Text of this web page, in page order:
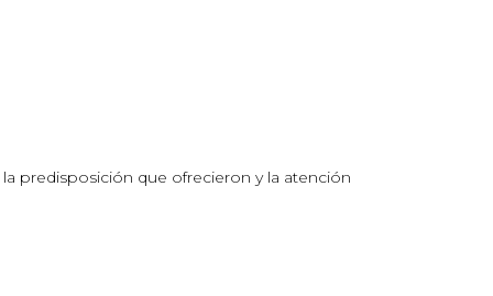
predisposición que ofrecieron y la atención